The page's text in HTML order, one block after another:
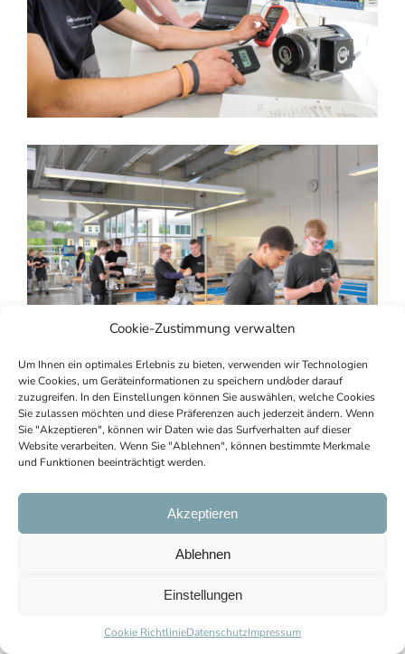
Cookie-Zustimmung verwalten
Um Ihnen ein optimales Erlebnis zu bieten, verwenden wir Technologien
wie Cookies, um Geräteinformationen zu speichern und/oder darauf
zuzugreifen. In den Einstellungen können Sie auswählen, welche Cookies
Sie zulassen möchten und diese Präferenzen auch jederzeit ändern. Wenn
Sie "Akzeptieren", können wir Daten wie das Surfverhalten auf dieser
Website verarbeiten. Wenn Sie "Ablehnen", können bestimmte Merkmale
und Funktionen beeinträchtigt werden.
Akzeptieren
Ablehnen
Einstellungen
Cookie RichtlinieDatenschutzImpressum